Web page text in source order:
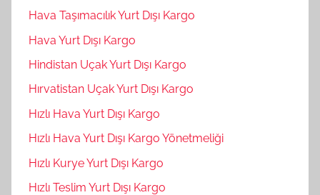
Hava Taşımacılık Yurt Dışı Kargo
Hava Yurt Dışı Kargo
Hindistan Uçak Yurt Dışı Kargo
Hırvatistan Uçak Yurt Dışı Kargo
Hızlı Hava Yurt Dışı Kargo
Hızlı Hava Yurt Dışı Kargo Yönetmeliği
Hızlı Kurye Yurt Dışı Kargo
Hızlı Teslim Yurt Dışı Kargo